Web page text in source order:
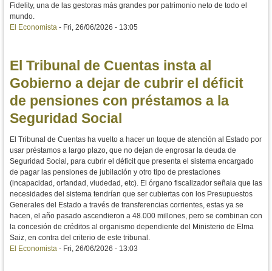
Fidelity, una de las gestoras más grandes por patrimonio neto de todo el
mundo.
El Economista - Fri, 26/06/2026 - 13:05
El Tribunal de Cuentas insta al
Gobierno a dejar de cubrir el déficit
de pensiones con préstamos a la
Seguridad Social
El Tribunal de Cuentas ha vuelto a hacer un toque de atención al Estado por
usar préstamos a largo plazo, que no dejan de engrosar la deuda de
Seguridad Social, para cubrir el déficit que presenta el sistema encargado
de pagar las pensiones de jubilación y otro tipo de prestaciones
(incapacidad, orfandad, viudedad, etc). El órgano fiscalizador señala que las
necesidades del sistema tendrían que ser cubiertas con los Presupuestos
Generales del Estado a través de transferencias corrientes, estas ya se
hacen, el año pasado ascendieron a 48.000 millones, pero se combinan con
la concesión de créditos al organismo dependiente del Ministerio de Elma
Saiz, en contra del criterio de este tribunal.
El Economista - Fri, 26/06/2026 - 13:03